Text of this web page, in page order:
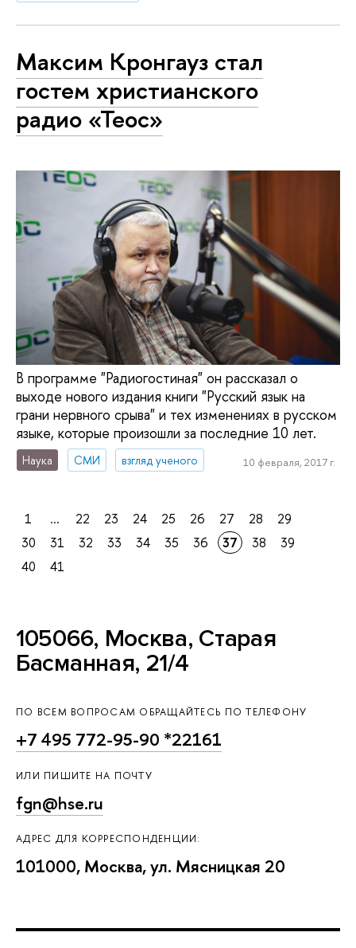
Максим Кронгауз стал
гостем христианского
радио «Теос»
В программе "Радиогостиная" он рассказал о
выходе нового издания книги "Русский язык на
грани нервного срыва" и тех изменениях в русском
языке, которые произошли за последние 10 лет.
Наука СМИ взгляд ученого 10 февраля, 2017 г.
1 ... 22 23 24 25 26 27 28
29
30
31 32 33 34 35 36 37 38
39
40
41
105066, Москва, Старая
Басманная, 21/4
ПО ВСЕМ ВОПРОСАМ ОБРАЩАЙТЕСЬ ПО ТЕЛЕФОНУ
+7 495 772-95-90 *22161
ИЛИ ПИШИТЕ НА ПОЧТУ
fgn@hse.ru
АДРЕС ДЛЯ КОРРЕСПОНДЕНЦИИ:
101000, Москва, ул. Мясницкая 20